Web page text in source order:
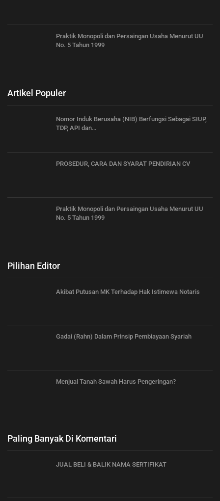
Praktik Monopoli dan Persaingan Usaha Menurut UU
No. 5 Tahun 1999
Artikel Populer
Nomor Induk Berusaha (NIB) Berfungsi Sebagai SIUP,
TDP, API dan…
PROSEDUR, CARA DAN SYARAT PENDIRIAN CV
Praktik Monopoli dan Persaingan Usaha Menurut UU
No. 5 Tahun 1999
Pilihan Editor
Akibat Putusan MK Terhadap Hak Istimewa Notaris
Gadai (Rahn) Dalam Prinsip Pembiayaan Syariah
Menjual Tanah Sawah Harus Pengeringan?
Paling Banyak Di Komentari
JUAL BELI & BALIK NAMA SERTIFIKAT